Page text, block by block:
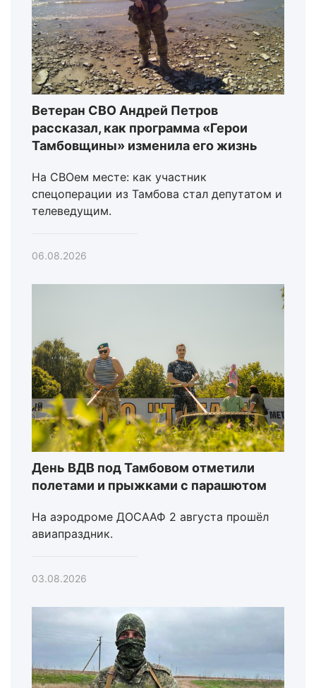
Ветеран СВО Андрей Петров
рассказал, как программа «Герои
Тамбовщины» изменила его жизнь
На СВОем месте: как участник
спецоперации из Тамбова стал депутатом и
телеведущим.
06.08.2026
День ВДВ под Тамбовом отметили
полетами и прыжками с парашютом
На аэродроме ДОСААФ 2 августа прошёл
авиапраздник.
03.08.2026